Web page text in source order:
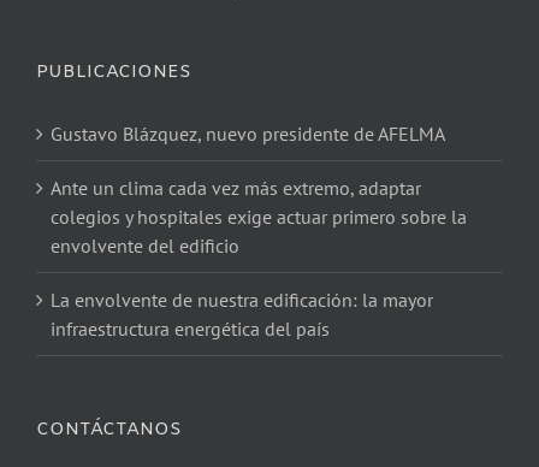
PUBLICACIONES
Gustavo Blázquez, nuevo presidente de AFELMA
Ante un clima cada vez más extremo, adaptar
colegios y hospitales exige actuar primero sobre la
envolvente del edificio
La envolvente de nuestra edificación: la mayor
infraestructura energética del país
CONTÁCTANOS